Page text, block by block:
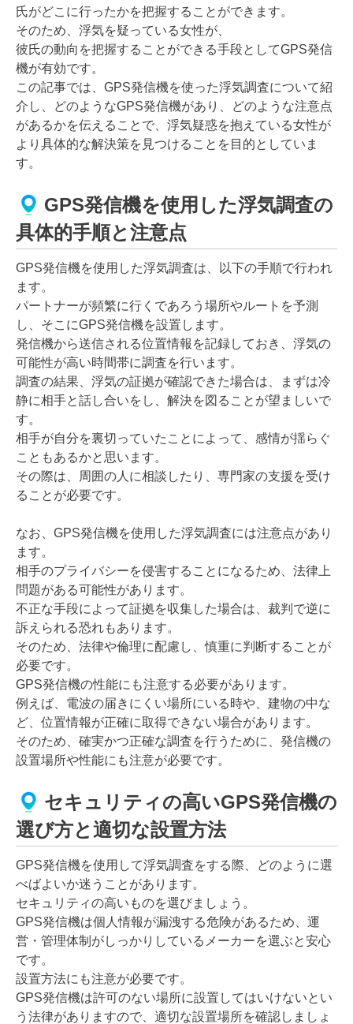
氏がどこに行ったかを把握することができます。
そのため、浮気を疑っている女性が、
彼氏の動向を把握することができる手段としてGPS発信
機が有効です。
この記事では、GPS発信機を使った浮気調査について紹
介し、どのようなGPS発信機があり、どのような注意点
があるかを伝えることで、浮気疑惑を抱えている女性が
より具体的な解決策を見つけることを目的としていま
す。
GPS発信機を使用した浮気調査の
具体的手順と注意点
GPS発信機を使用した浮気調査は、以下の手順で行われ
ます。
パートナーが頻繁に行くであろう場所やルートを予測
し、そこにGPS発信機を設置します。
発信機から送信される位置情報を記録しておき、浮気の
可能性が高い時間帯に調査を行います。
調査の結果、浮気の証拠が確認できた場合は、まずは冷
静に相手と話し合いをし、解決を図ることが望ましいで
す。
相手が自分を裏切っていたことによって、感情が揺らぐ
こともあるかと思います。
その際は、周囲の人に相談したり、専門家の支援を受け
ることが必要です。
なお、GPS発信機を使用した浮気調査には注意点があり
ます。
相手のプライバシーを侵害することになるため、法律上
問題がある可能性があります。
不正な手段によって証拠を収集した場合は、裁判で逆に
訴えられる恐れもあります。
そのため、法律や倫理に配慮し、慎重に判断することが
必要です。
GPS発信機の性能にも注意する必要があります。
例えば、電波の届きにくい場所にいる時や、建物の中な
ど、位置情報が正確に取得できない場合があります。
そのため、確実かつ正確な調査を行うために、発信機の
設置場所や性能にも注意が必要です。
セキュリティの高いGPS発信機の
選び方と適切な設置方法
GPS発信機を使用して浮気調査をする際、どのように選
べばよいか迷うことがあります。
セキュリティの高いものを選びましょう。
GPS発信機は個人情報が漏洩する危険があるため、運
営・管理体制がしっかりしているメーカーを選ぶと安心
です。
設置方法にも注意が必要です。
GPS発信機は許可のない場所に設置してはいけないとい
う法律がありますので、適切な設置場所を確認しましょ